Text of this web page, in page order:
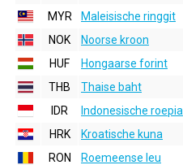
MYR
Maleisische ringgit
NOK
Noorse kroon
HUF
Hongaarse forint
THB
Thaise baht
IDR
Indonesische roepia
HRK
Kroatische kuna
RON
Roemeense leu